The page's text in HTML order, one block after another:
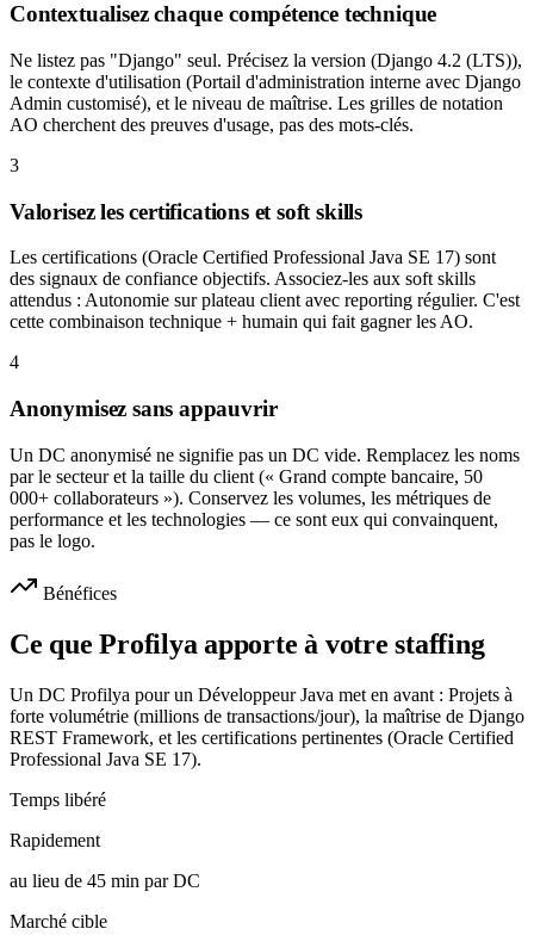
Contextualisez chaque compétence technique
Ne listez pas "Django" seul. Précisez la version (Django 4.2 (LTS)),
le contexte d'utilisation (Portail d'administration interne avec Django
Admin customisé), et le niveau de maîtrise. Les grilles de notation
AO cherchent des preuves d'usage, pas des mots-clés.
3
Valorisez les certifications et soft skills
Les certifications (Oracle Certified Professional Java SE 17) sont
des signaux de confiance objectifs. Associez-les aux soft skills
attendus : Autonomie sur plateau client avec reporting régulier. C'est
cette combinaison technique + humain qui fait gagner les AO.
4
Anonymisez sans appauvrir
Un DC anonymisé ne signifie pas un DC vide. Remplacez les noms
par le secteur et la taille du client (« Grand compte bancaire, 50
000+ collaborateurs »). Conservez les volumes, les métriques de
performance et les technologies — ce sont eux qui convainquent,
pas le logo.
Bénéfices
Ce que Profilya apporte à votre staffing
Un DC Profilya pour un Développeur Java met en avant : Projets à
forte volumétrie (millions de transactions/jour), la maîtrise de Django
REST Framework, et les certifications pertinentes (Oracle Certified
Professional Java SE 17).
Temps libéré
Rapidement
au lieu de 45 min par DC
Marché cible